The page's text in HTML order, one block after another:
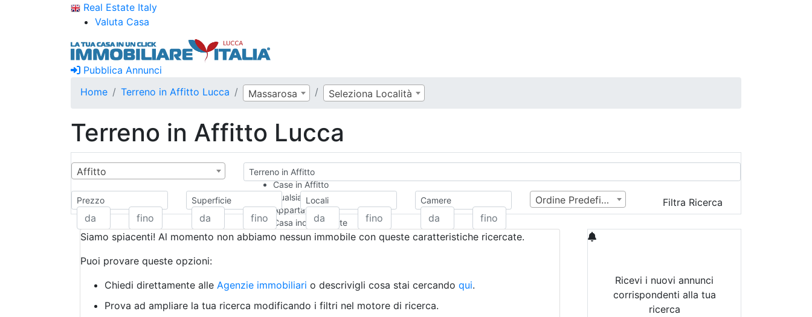
Real Estate Italy
Valuta Casa
Pubblica Annunci
Home
Terreno in Affitto Lucca Massarosa Seleziona Località
Terreno in Affitto Lucca
Affitto
Terreno in Affitto
Case in Affitto
Qualsiasi
Appartamento
Casa indipendente
Casa Semi-indipendente
Rustico/Casale
Camera d'Albergo
Prezzo Superficie Locali Camere Ordine Predefinito Filtra Ricerca
Siamo spiacenti! Al momento non abbiamo nessun immobile con queste caratteristiche ricercate.
Puoi provare queste opzioni:
Chiedi direttamente alle Agenzie immobiliari o descrivigli cosa stai cercando qui.
Prova ad ampliare la tua ricerca modificando i filtri nel motore di ricerca.
Ricevi i nuovi annunci
corrispondenti alla tua
ricerca